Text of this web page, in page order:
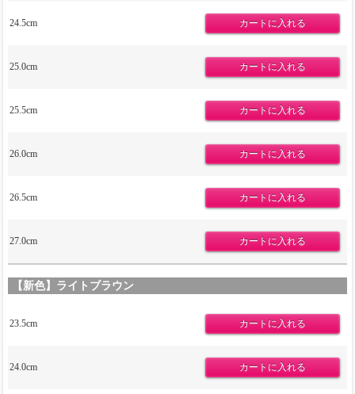
24.5cm
25.0cm
25.5cm
26.0cm
26.5cm
27.0cm
【新色】ライトブラウン
23.5cm
24.0cm